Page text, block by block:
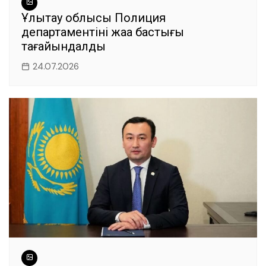
Ұлытау облысы Полиция
департаментінің жаңа бастығы
тағайындалды
24.07.2026